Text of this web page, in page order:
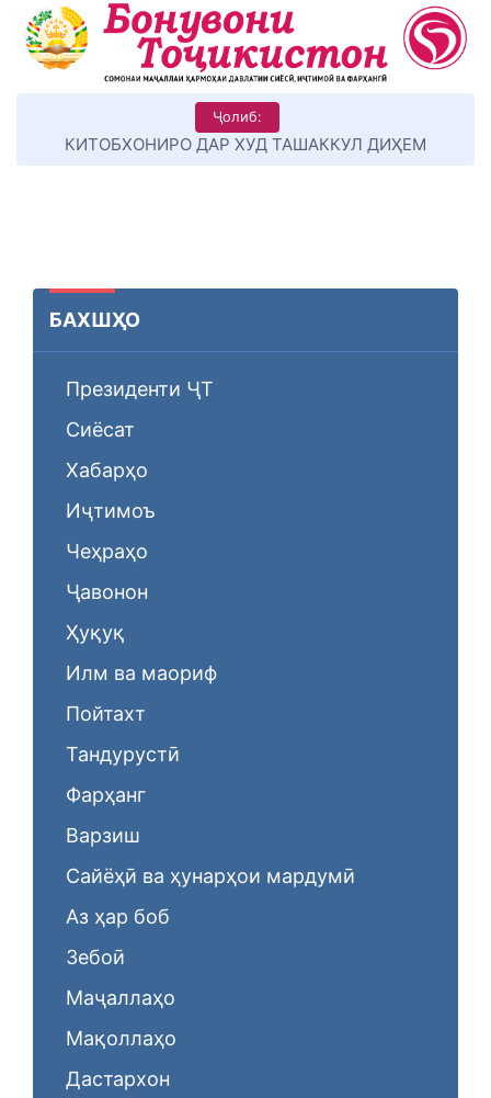
Ҷолиб:
КИТОБХОНИРО ДАР ХУД ТАШАККУЛ ДИҲЕМ
БАХШҲО
Президенти ҶТ
Сиёсат
Хабарҳо
Иҷтимоъ
Чеҳраҳо
Ҷавонон
Ҳуқуқ
Илм ва маориф
Пойтахт
Тандурустӣ
Фарҳанг
Варзиш
Сайёҳӣ ва ҳунарҳои мардумӣ
Аз ҳар боб
Зебоӣ
Маҷаллаҳо
Мақоллаҳо
Дастархон